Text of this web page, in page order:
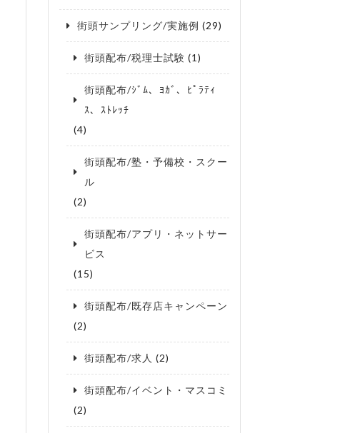
街頭サンプリング/実施例 (29)
街頭配布/税理士試験 (1)
街頭配布/ｼﾞﾑ、ﾖｶﾞ、ﾋﾟﾗﾃｨ
ｽ、ｽﾄﾚｯﾁ
(4)
街頭配布/塾・予備校・スクー
ル
(2)
街頭配布/アプリ・ネットサー
ビス
(15)
街頭配布/既存店キャンペーン
(2)
街頭配布/求人 (2)
街頭配布/イベント・マスコミ
(2)